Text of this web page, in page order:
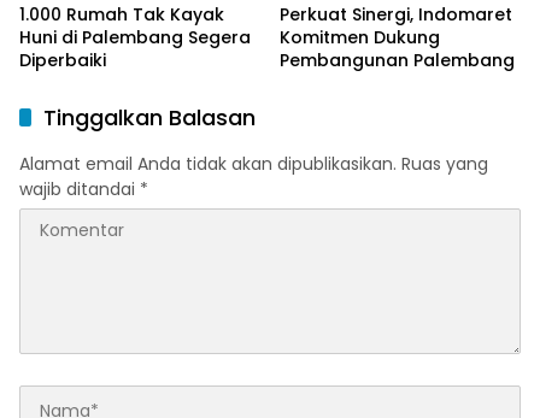
1.000 Rumah Tak Kayak
Huni di Palembang Segera
Diperbaiki
Perkuat Sinergi, Indomaret
Komitmen Dukung
Pembangunan Palembang
Tinggalkan Balasan
Alamat email Anda tidak akan dipublikasikan. Ruas yang
wajib ditandai *